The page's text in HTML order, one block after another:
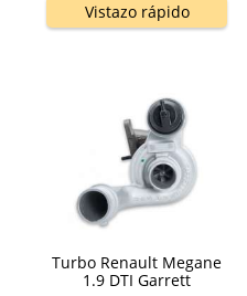
Vistazo rápido
Turbo Renault Megane
1.9 DTI Garrett